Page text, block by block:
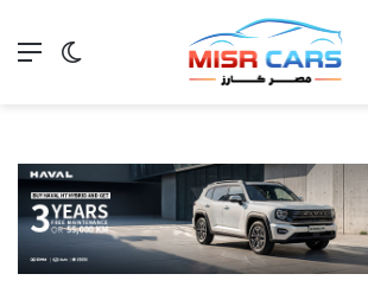
الوضع